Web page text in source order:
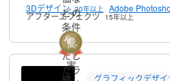
3Dデザイン 20年以上 Adobe
アフターエフェクツ 15年以上
どの
条件
を満
たし
たラ
グラフィックデザイ
実